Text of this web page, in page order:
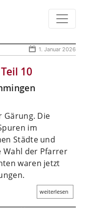
1. Januar 2026
10
Gärung. Die
im
Städte und
Wahl der Pfarrer
waren jetzt
weiterlesen